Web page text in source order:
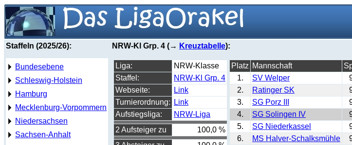
Staffeln (2025/26):
Bundesebene
Schleswig-Holstein
Hamburg
Mecklenburg-Vorpommern
Niedersachsen
Sachsen-Anhalt
NRW-Kl Grp. 4 (→ Kreuztabelle):
Liga:
NRW-Klasse
Staffel:
NRW-Kl Grp. 4
Webseite:
Link
Turnierordnung:
Link
Aufstiegsliga:
NRW-Liga
2 Aufsteiger zu
100,0 %
Platz Mannschaft
1.
SV Welper
2.
Ratinger SK
3.
SG Porz III
4.
SG Solingen IV
5.
SG Niederkassel
6.
MS Halver-Schalksmühle